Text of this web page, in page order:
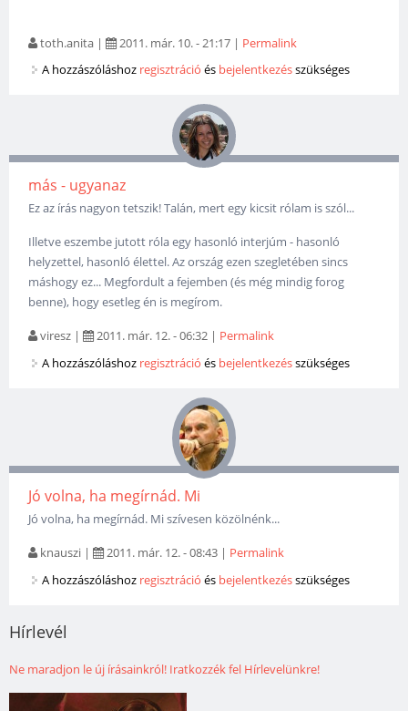
toth.anita | 2011. már. 10. - 21:17 | Permalink
A hozzászóláshoz regisztráció és bejelentkezésszükséges
más - ugyanaz
Ez az írás nagyon tetszik! Talán, mert egy kicsit rólam is szól...
Illetve eszembe jutott róla egy hasonló interjúm - hasonló
helyzettel, hasonló élettel. Az ország ezen szegletében sincs
máshogy ez... Megfordult a fejemben (és még mindig forog
benne), hogy esetleg én is megírom.
viresz | 2011. már. 12. - 06:32 | Permalink
A hozzászóláshoz regisztráció és bejelentkezésszükséges
Jó volna, ha megírnád. Mi
Jó volna, ha megírnád. Mi szívesen közölnénk...
knauszi | 2011. már. 12. - 08:43 | Permalink
A hozzászóláshoz regisztráció és bejelentkezésszükséges
Hírlevél
Ne maradjon le új írásainkról! Iratkozzék fel Hírlevelünkre!